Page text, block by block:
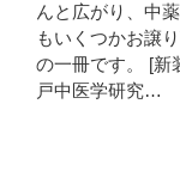
んと広がり、中
もいくつかお譲
の一冊です。 [新
戸中医学研究…